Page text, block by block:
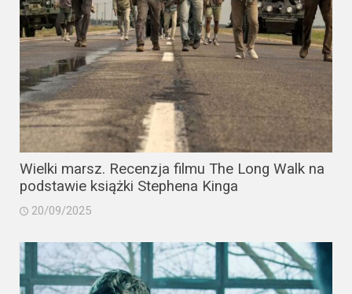
Wielki marsz. Recenzja filmu The Long Walk na
podstawie książki Stephena Kinga
20/09/2025